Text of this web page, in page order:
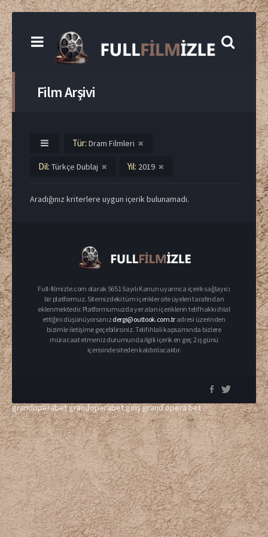
Film Arşivi
Tür: Dram Filmleri
Dil: Türkçe Dublaj Yıl: 2019
Aradığınız kriterlere uygun içerik bulunamadı.
Full-filmizle.com olarak 5651 Sayılı Kanun uyarınca içerik sağlayıcı
bir platformuz. Sitemizdeki tüm içerikler site üyeleri tarafından
eklenmektedir. Platformumuzda yer alan içeriklerin telif hakkı ihlal
ettiğini düşünüyorsanızdergi@outlook.com.tr adresi üzerinden
bizimle iletişime geçebilirsiniz. Telif ihlali kapsamında bizlere
müracaat etmeniz durumunda ilgili içerik en geç 2 iş günü
içerisinde siteden kaldırılacaktır.
grandoperabetgrandoperabet giriş grand opera bet